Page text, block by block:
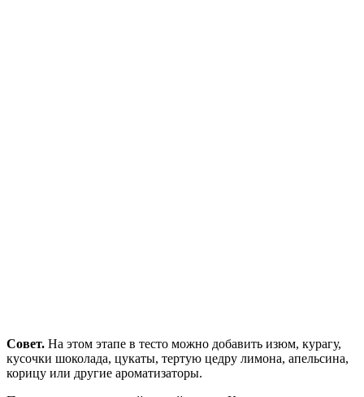
Совет. На этом этапе в тесто можно добавить изюм, курагу,
кусочки шоколада, цукаты, тертую цедру лимона, апельсина,
корицу или другие ароматизаторы.